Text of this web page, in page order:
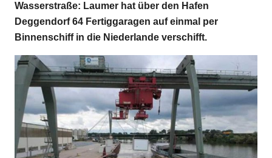
Wasserstraße: Laumer hat über den Hafen
Deggendorf 64 Fertiggaragen auf einmal per
Binnenschiff in die Niederlande verschifft.